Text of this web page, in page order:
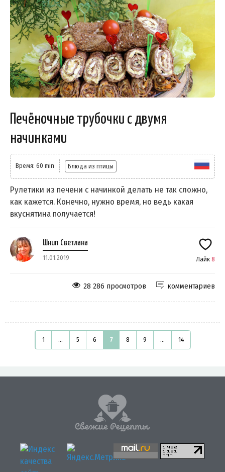
Печёночные трубочки с двумя
начинками
Время: 60 min Блюда из птицы
Рулетики из печени с начинкой делать не так сложно,
как кажется. Конечно, нужно время, но ведь какая
вкуснятина получается!
Шнип Светлана
11.01.2019 Лайк 8
комментариев
28 286 просмотров
1 ... 5 6 7 8 9 ... 14